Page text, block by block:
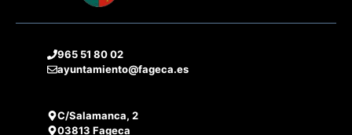
965 51 80 02
ayuntamiento@fageca.es
C/Salamanca, 2
03813 Fageca